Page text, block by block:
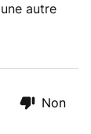
autre
Non